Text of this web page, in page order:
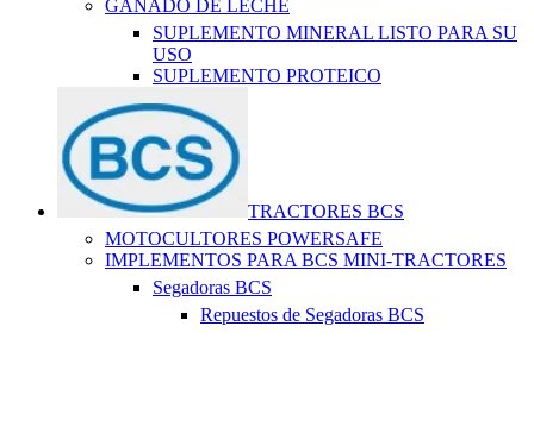
GANADO DE LECHE
SUPLEMENTO MINERAL LISTO PARA SU
USO
SUPLEMENTO PROTEICO
TRACTORES BCS
MOTOCULTORES POWERSAFE
IMPLEMENTOS PARA BCS MINI-TRACTORES
Segadoras BCS
Repuestos de Segadoras BCS